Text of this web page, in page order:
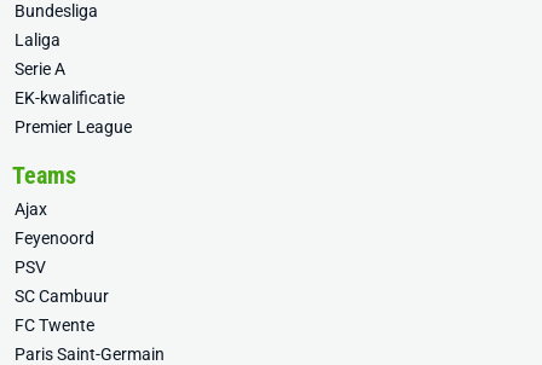
Bundesliga
Laliga
Serie A
EK-kwalificatie
Premier League
Teams
Ajax
Feyenoord
PSV
SC Cambuur
FC Twente
Paris Saint-Germain